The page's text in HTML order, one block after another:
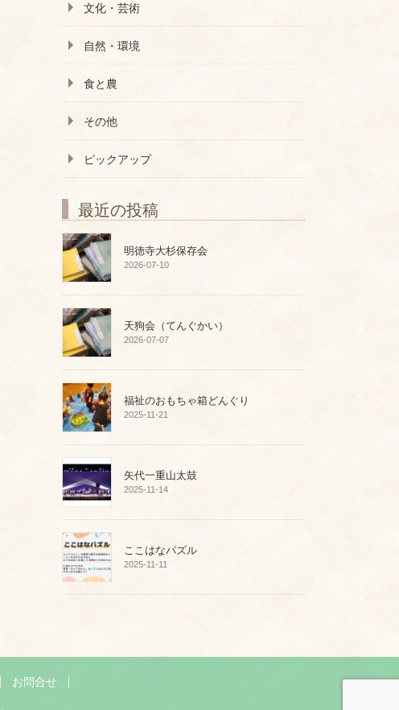
文化・芸術
自然・環境
食と農
その他
ピックアップ
最近の投稿
明徳寺大杉保存会
2026-07-10
天狗会（てんぐかい）
2026-07-07
福祉のおもちゃ箱どんぐり
2025-11-21
矢代一重山太鼓
2025-11-14
ここはなパズル
2025-11-11
お問合せ